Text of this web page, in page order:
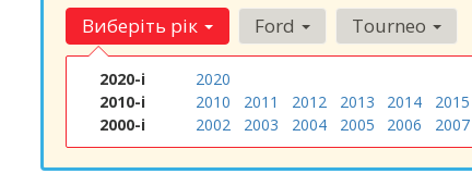
Виберіть рік
2020-і
2020
2010-і
2010 2011 2012 2013 2014 2015
2000-і
2002 2003 2004 2005 2006 2007
Ford Tourneo